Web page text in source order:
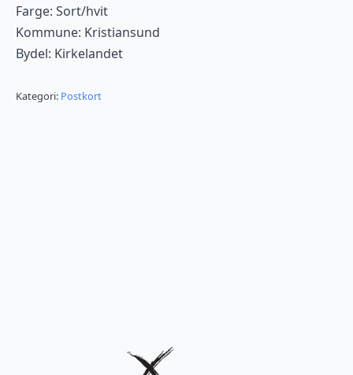
Farge: Sort/hvit
Kommune: Kristiansund
Bydel: Kirkelandet
Kategori: Postkort